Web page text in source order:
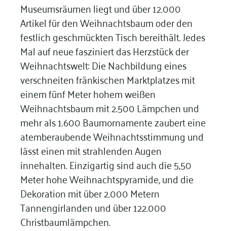
Museumsräumen liegt und über 12.000
Artikel für den Weihnachtsbaum oder den
festlich geschmückten Tisch bereithält. Jedes
Mal auf neue fasziniert das Herzstück der
Weihnachtswelt: Die Nachbildung eines
verschneiten fränkischen Marktplatzes mit
einem fünf Meter hohem weißen
Weihnachtsbaum mit 2.500 Lämpchen und
mehr als 1.600 Baumornamente zaubert eine
atemberaubende Weihnachtsstimmung und
lässt einen mit strahlenden Augen
innehalten. Einzigartig sind auch die 5,50
Meter hohe Weihnachtspyramide, und die
Dekoration mit über 2.000 Metern
Tannengirlanden und über 122.000
Christbaumlämpchen.